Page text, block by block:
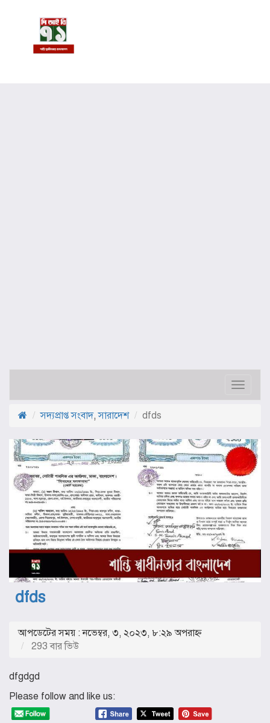
Toggle
সদ্যপ্রাপ্ত সংবাদ,সারাদেশ dfds
dfds
আপডেটের সময় : নভেম্বর, ৩, ২০২৩, ৮:২৯ অপরাহ্ণ
293 বার ভিউ
dfgdgd
Please follow and like us: